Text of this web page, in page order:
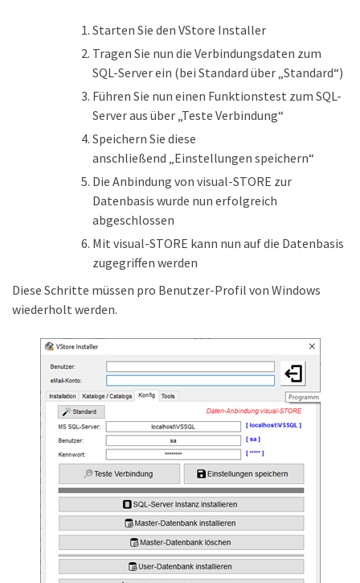
Starten Sie den VStore Installer
Tragen Sie nun die Verbindungsdaten zum
SQL-Server ein (bei Standard über „Standard“)
Führen Sie nun einen Funktionstest zum SQL-
Server aus über „Teste Verbindung“
Speichern Sie diese
anschließend „Einstellungen speichern“
Die Anbindung von visual-STORE zur
Datenbasis wurde nun erfolgreich
abgeschlossen
Mit visual-STORE kann nun auf die Datenbasis
zugegriffen werden
Diese Schritte müssen pro Benutzer-Profil von Windows
wiederholt werden.